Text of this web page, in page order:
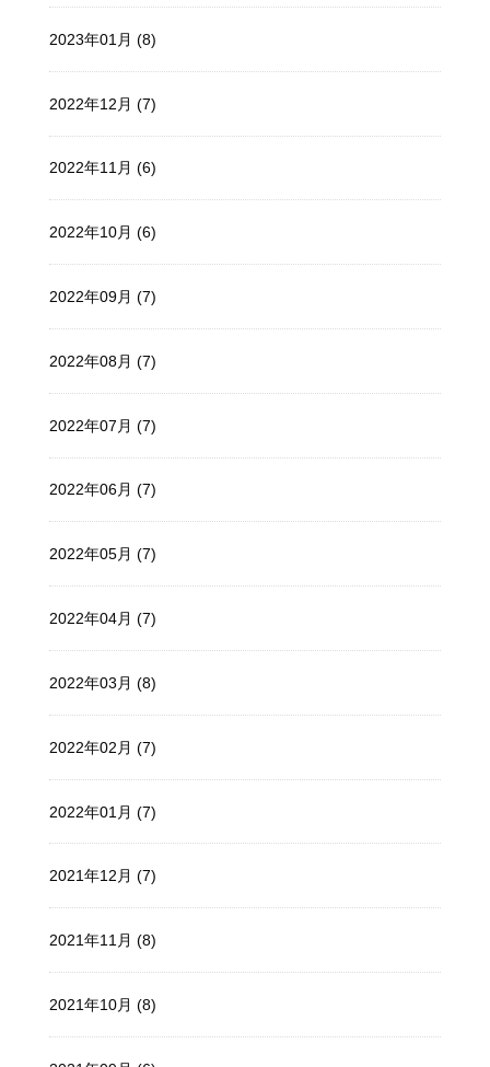
2023年01月 (8)
2022年12月 (7)
2022年11月 (6)
2022年10月 (6)
2022年09月 (7)
2022年08月 (7)
2022年07月 (7)
2022年06月 (7)
2022年05月 (7)
2022年04月 (7)
2022年03月 (8)
2022年02月 (7)
2022年01月 (7)
2021年12月 (7)
2021年11月 (8)
2021年10月 (8)